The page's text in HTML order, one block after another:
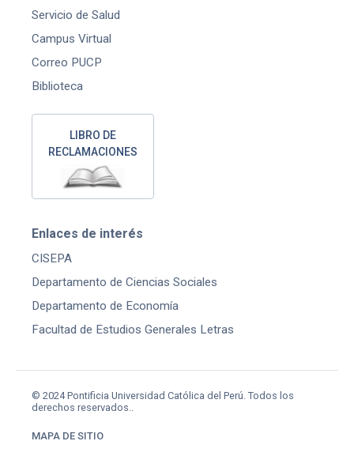
Servicio de Salud
Campus Virtual
Correo PUCP
Biblioteca
LIBRO DE
RECLAMACIONES
Enlaces de interés
CISEPA
Departamento de Ciencias Sociales
Departamento de Economía
Facultad de Estudios Generales Letras
© 2024 Pontificia Universidad Católica del Perú. Todos los
derechos reservados..
MAPA DE SITIO